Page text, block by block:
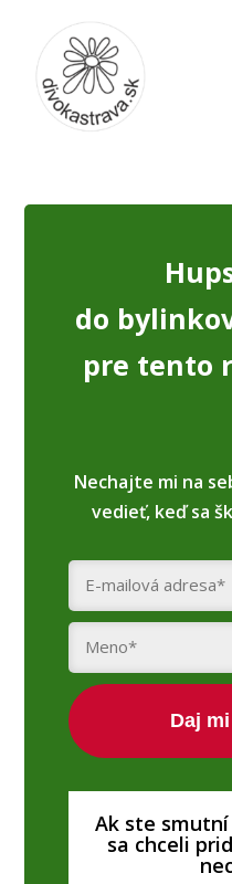
do
pre tento
Nechajte mi na
vedieť, keď sa
Daj
Ak ste
sa chceli